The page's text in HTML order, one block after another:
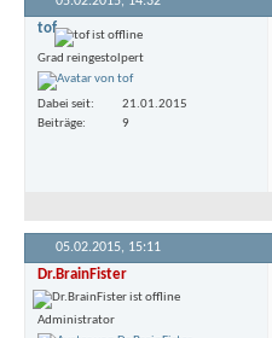
tof
Grad reingestolpert
Dabei seit
21.01.2015
Beiträge
9
05.02.2015, 15:11
Dr.BrainFister
Administrator